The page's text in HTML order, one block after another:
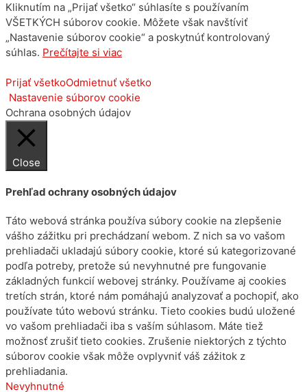
Kliknutím na „Prijať všetko“ súhlasíte s používaním
VŠETKÝCH súborov cookie. Môžete však navštíviť
„Nastavenie súborov cookie“ a poskytnúť kontrolovaný
súhlas. Prečítajte si viac
Prijať všetkoOdmietnuť všetko
Nastavenie súborov cookie
Ochrana osobných údajov
Close
Prehľad ochrany osobných údajov
Táto webová stránka používa súbory cookie na zlepšenie
vášho zážitku pri prechádzaní webom. Z nich sa vo vašom
prehliadači ukladajú súbory cookie, ktoré sú kategorizované
podľa potreby, pretože sú nevyhnutné pre fungovanie
základných funkcií webovej stránky. Používame aj cookies
tretích strán, ktoré nám pomáhajú analyzovať a pochopiť, ako
používate túto webovú stránku. Tieto cookies budú uložené
vo vašom prehliadači iba s vaším súhlasom. Máte tiež
možnosť zrušiť tieto cookies. Zrušenie niektorých z týchto
súborov cookie však môže ovplyvniť váš zážitok z
prehliadania.
Nevyhnutné